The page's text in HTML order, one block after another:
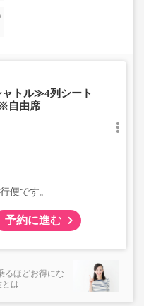
トル≫4列シート
自由席
便です。
予約に進む
るほどお得にな
は